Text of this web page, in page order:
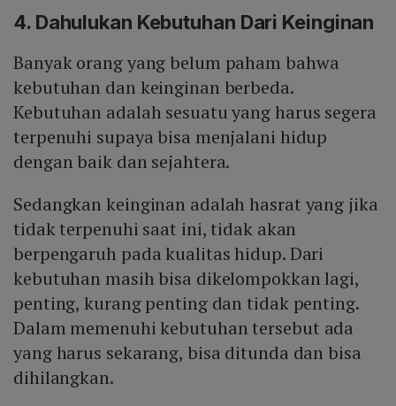
4. Dahulukan Kebutuhan Dari Keinginan
Banyak orang yang belum paham bahwa
kebutuhan dan keinginan berbeda.
Kebutuhan adalah sesuatu yang harus segera
terpenuhi supaya bisa menjalani hidup
dengan baik dan sejahtera.
Sedangkan keinginan adalah hasrat yang jika
tidak terpenuhi saat ini, tidak akan
berpengaruh pada kualitas hidup. Dari
kebutuhan masih bisa dikelompokkan lagi,
penting, kurang penting dan tidak penting.
Dalam memenuhi kebutuhan tersebut ada
yang harus sekarang, bisa ditunda dan bisa
dihilangkan.